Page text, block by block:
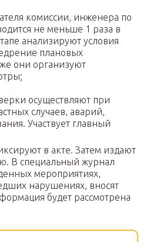
комиссии, инженера по
не меньше 1 раза в
анализируют условия
плановых
они организуют
осуществляют при
случаев, аварий,
Участвует главный
в акте. Затем издают
В специальный журнал
мероприятиях,
нарушениях, вносят
будет рассмотрена